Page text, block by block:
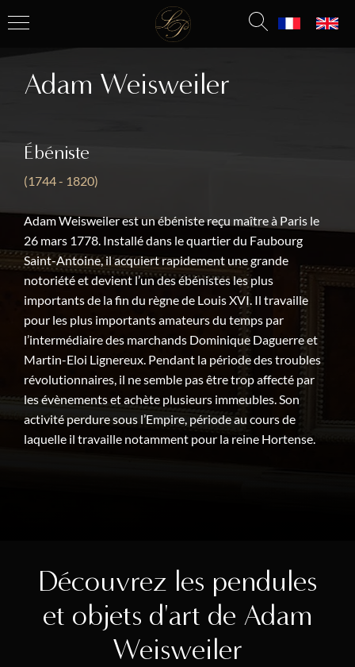
Adam Weisweiler
Ébéniste
(1744 - 1820)
Adam Weisweiler est un ébéniste reçu maître à Paris le
26 mars 1778. Installé dans le quartier du Faubourg
Saint-Antoine, il acquiert rapidement une grande
notoriété et devient l’un des ébénistes les plus
importants de la fin du règne de Louis XVI. Il travaille
pour les plus importants amateurs du temps par
l’intermédiaire des marchands Dominique Daguerre et
Martin-Eloi Lignereux. Pendant la période des troubles
révolutionnaires, il ne semble pas être trop affecté par
les évènements et achète plusieurs immeubles. Son
activité perdure sous l’Empire, période au cours de
laquelle il travaille notamment pour la reine Hortense.
Découvrez les pendules
et objets d'art de Adam
Weisweiler